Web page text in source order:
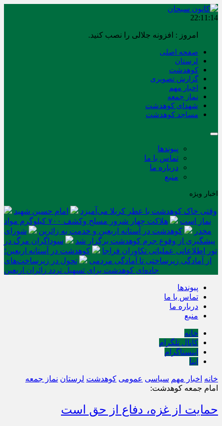
22:11:14
امروز : افزونه جلالی را نصب کنید.
صفحه اصلی
لرستان
کوهدشت
گزارش تصویری
اخبار مهم
نماز جمعه
شهدای کوهدشت
مساجد کوهدشت
پیوندها
تماس با ما
درباره ما
منبع
اخبار ویژه
وقتی خاک کوهدشت با عطر کربلا می‌آمیزد
امام حسین شهید
نماز است
هلاکت چهار شرور مسلح وکشف ۷۰۰ کیلوگرم مواد
مخدر
کوهدشت در آستانه اربعین و خدمت‌ به زائرین
شورای
پیشگیری از وقوع جرم کوهدشت برگزار شد
سوداگران مرگ در
تور اطلاعاتی عملیاتی تکاوران فراجا
کوهدشت در آستانه اربعین؛
از آمادگی زیرساختی تا آمادگی مردمی
تحول در زیرساخت‌های
جاده‌ای کوهدشت برای تسهیل تردد زائران اربعین
پیوندها
تماس با ما
درباره ما
منبع
خانه
کانال تلگرام
اینستاگرام
ایتا
خانه اخبار مهم سیاسی عمومی کوهدشت لرستان نماز جمعه
امام جمعه کوهدشت:
حمایت از غزه، دفاع از حق است